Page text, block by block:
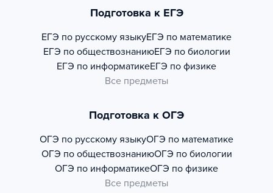
Подготовка к ЕГЭ
ЕГЭ по русскому языкуЕГЭ по математике
ЕГЭ по обществознаниюЕГЭ по биологии
ЕГЭ по информатикеЕГЭ по физике
Все предметы
Подготовка к ОГЭ
ОГЭ по русскому языкуОГЭ по математике
ОГЭ по обществознаниюОГЭ по биологии
ОГЭ по информатикеОГЭ по физике
Все предметы